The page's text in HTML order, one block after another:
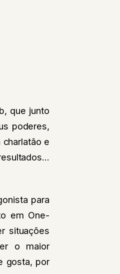
que junto
poderes,
e
para
em One-
situações
o maior
gosta, por